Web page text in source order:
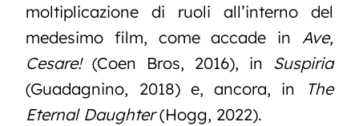
moltiplicazione di ruoli all’interno del
medesimo film, come accade in Ave,
Cesare!(Coen Bros, 2016), in Suspiria
(Guadagnino, 2018) e, ancora, in
The
Eternal Daughter(Hogg, 2022).